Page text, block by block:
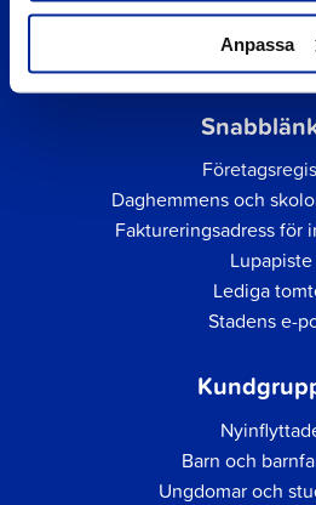
Anpassa
Daghemmens och
Faktureringsadress för
Lupapiste
Lediga
Stadens e-
Barn och
Ungdomar och